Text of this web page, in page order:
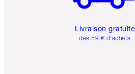
Livraison gratuite
dès 59 € d'achats